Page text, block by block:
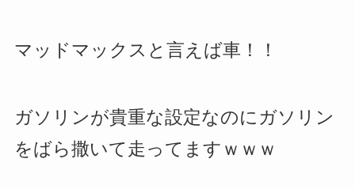
マッドマックスと言えば車！！
ガソリンが貴重な設定なのにガソリン
をばら撒いて走ってますｗｗｗ